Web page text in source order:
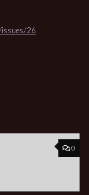
issues/26
0